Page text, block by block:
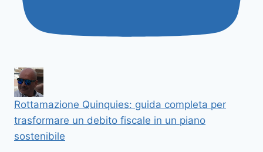
Rottamazione Quinquies: guida completa per
trasformare un debito fiscale in un piano
sostenibile